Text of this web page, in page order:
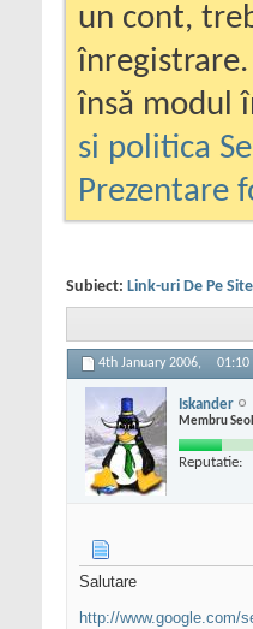
un cont,
însă modul
si politica
Prezentare
Subiect: Link-uri De Pe
4th January 2006, 01:10
Iskander
Membru
Reputatie:
Salutare
http://www.google.com/